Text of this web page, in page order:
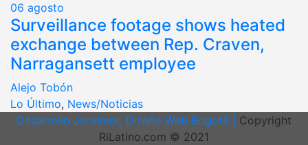
06 agosto
Surveillance footage shows heated
exchange between Rep. Craven,
Narragansett employee
Alejo Tobón
Lo Último, News/Noticias
Desarrollo Joralmor, Diseño Web Bogotá | Copyright
RiLatino.com © 2021